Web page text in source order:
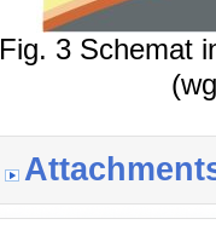
Fig. 3 Schemat